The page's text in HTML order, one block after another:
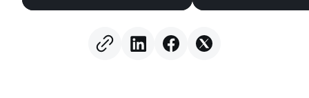
preço do petróleo
ARNm?